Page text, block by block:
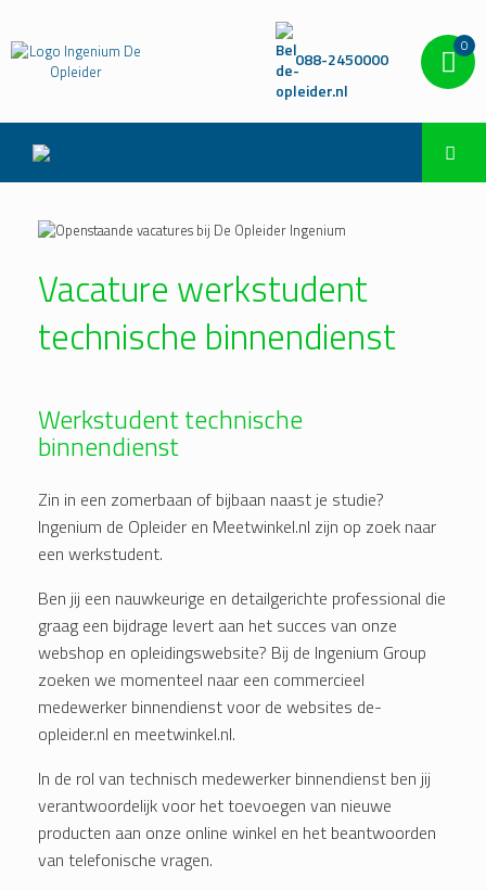
088-2450000
0
Vacature werkstudent
technische binnendienst
Werkstudent technische
binnendienst
Zin in een zomerbaan of bijbaan naast je studie?
Ingenium de Opleider en Meetwinkel.nl zijn op zoek naar
een werkstudent.
Ben jij een nauwkeurige en detailgerichte professional die
graag een bijdrage levert aan het succes van onze
webshop en opleidingswebsite? Bij de Ingenium Group
zoeken we momenteel naar een commercieel
medewerker binnendienst voor de websites de-
opleider.nl en meetwinkel.nl.
In de rol van technisch medewerker binnendienst ben jij
verantwoordelijk voor het toevoegen van nieuwe
producten aan onze online winkel en het beantwoorden
van telefonische vragen.